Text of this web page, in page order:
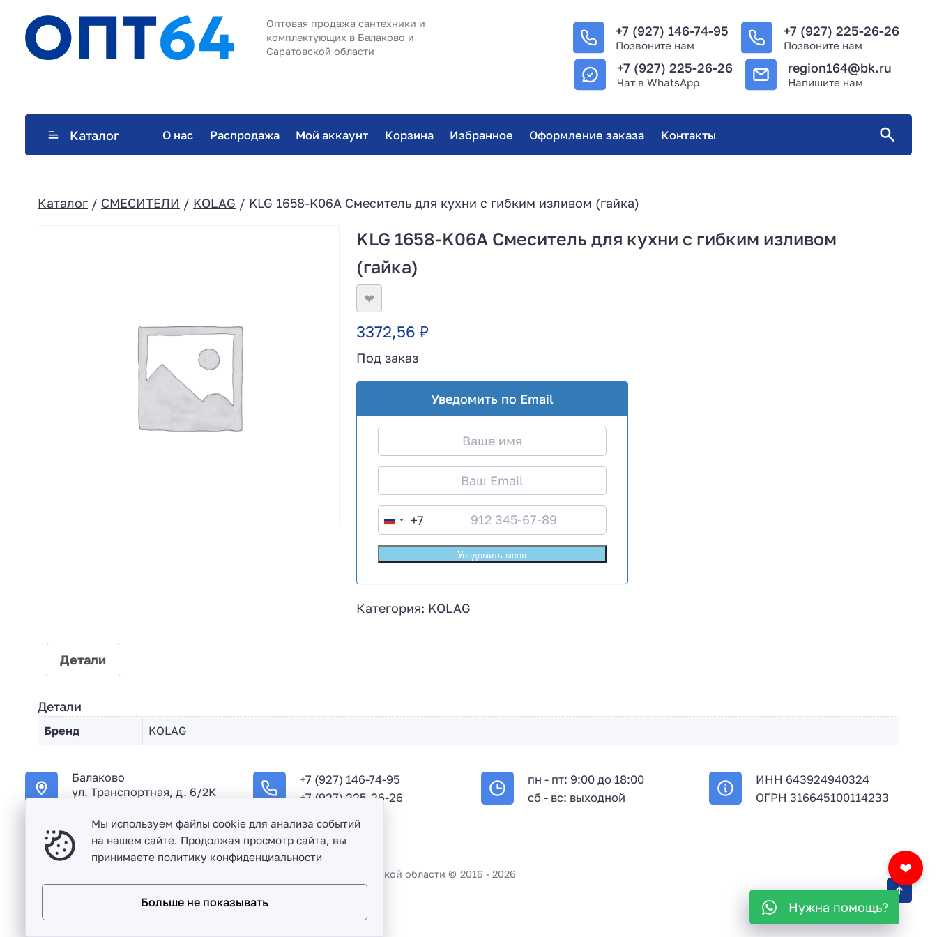
Оптовая продажа сантехники и
комплектующих в Балаково и
Саратовской области
+7 (927) 146-74-95
Позвоните нам
+7 (927) 225-26-26
Позвоните нам
+7 (927) 225-26-26
Чат в WhatsApp
region164@bk.ru
Напишите нам
Каталог О нас Распродажа Мой аккаунт Корзина Избранное Оформление заказа Контакты
Каталог / СМЕСИТЕЛИ / KOLAG / KLG 1658-K06A Смеситель для кухни с гибким изливом (гайка)
KLG 1658-K06A Смеситель для кухни с гибким изливом
(гайка)
❤
3372,56₽
Под заказ
Уведомить по Email
R
u
s
s
i
+7
Категория: KOLAG
Детали
Детали
Бренд KOLAG
Балаково
ул. Транспортная, д. 6/2К
+7 (927) 146-74-95
+7 (927) 225-26-26
пн - пт: 9:00 до 18:00
сб - вс: выходной
ИНН 643924940324
ОГРН 316645100114233
❤
Оптовая продажа сантехники и комплектующих в Балаково и Саратовской области © 2016 - 2026
Разработка сайта и дизайн:revtail.ru
Мы используем файлы cookie для анализа событий
на нашем сайте. Продолжая просмотр сайта, вы
принимаете политику конфиденциальности
Больше не показывать Нужна помощь?